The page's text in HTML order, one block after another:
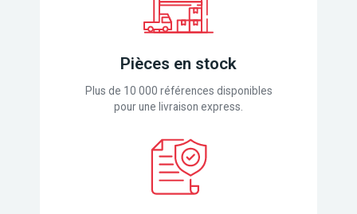
Pièces en stock
Plus de 10 000 références disponibles
pour une livraison express.